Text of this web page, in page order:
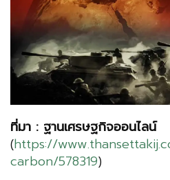
ที่มา : ฐานเศรษฐกิจออนไลน์
(https://
carbon/578319)